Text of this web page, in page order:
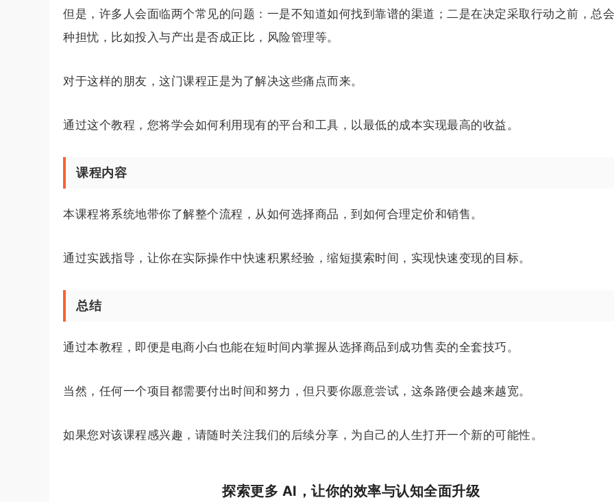
但是，许多人会面临两个常见的问题：一是不知道如何找到靠谱的渠道；二是在决定采取行动之前，总
种担忧，比如投入与产出是否成正比，风险管理等。
对于这样的朋友，这门课程正是为了解决这些痛点而来。
通过这个教程，您将学会如何利用现有的平台和工具，以最低的成本实现最高的收益。
课程内容
本课程将系统地带你了解整个流程，从如何选择商品，到如何合理定价和销售。
通过实践指导，让你在实际操作中快速积累经验，缩短摸索时间，实现快速变现的目标。
总结
通过本教程，即便是电商小白也能在短时间内掌握从选择商品到成功售卖的全套技巧。
当然，任何一个项目都需要付出时间和努力，但只要你愿意尝试，这条路便会越来越宽。
如果您对该课程感兴趣，请随时关注我们的后续分享，为自己的人生打开一个新的可能性。
探索更多 AI，让你的效率与认知全面升级